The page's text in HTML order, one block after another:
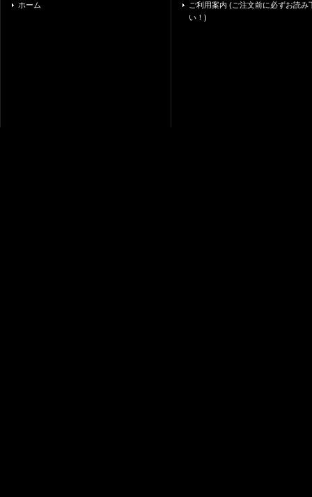
ホーム
ご利用案内 (ご注文前に必ずお読み
い！)